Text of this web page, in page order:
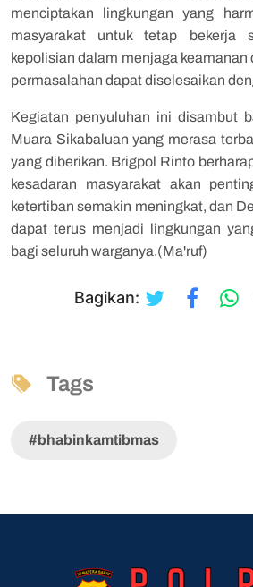
menciptakan lingkungan yang
masyarakat untuk tetap bekerja
kepolisian dalam menjaga keamanan
permasalahan dapat diselesaikan
Kegiatan penyuluhan ini disambut
Muara Sikabaluan yang merasa
yang diberikan. Brigpol Rinto
kesadaran masyarakat akan
ketertiban semakin meningkat, dan
dapat terus menjadi lingkungan
bagi seluruh warganya.(Ma'ruf)
Bagikan:
Tags
#bhabinkamtibmas